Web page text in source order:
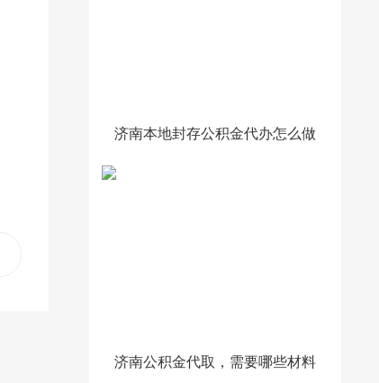
济南本地封存公积金代办怎么做
济南公积金代取，需要哪些材料